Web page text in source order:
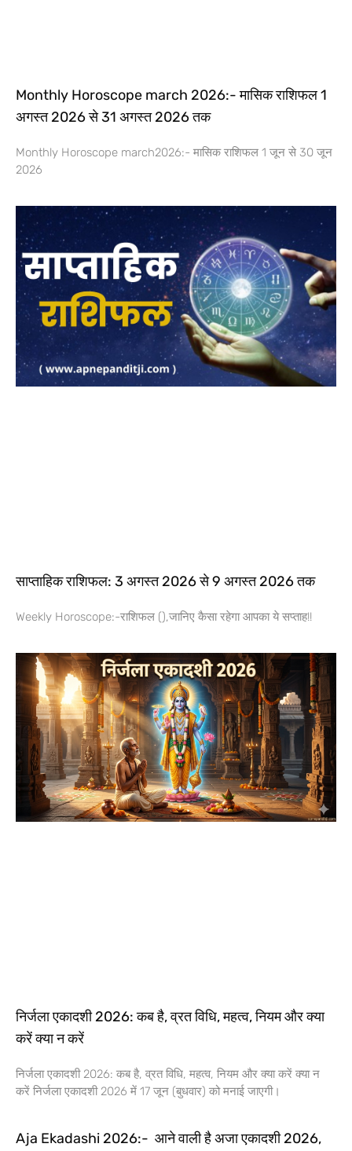
Monthly Horoscope march 2026:- मासिक राशिफल 1
अगस्त 2026 से 31 अगस्त 2026 तक
Monthly Horoscope march2026:- मासिक राशिफल 1 जून से 30 जून
2026
साप्ताहिक राशिफल: 3 अगस्त 2026 से 9 अगस्त 2026 तक
Weekly Horoscope:-राशिफल (),जानिए कैसा रहेगा आपका ये सप्ताह!!
निर्जला एकादशी 2026: कब है, व्रत विधि, महत्व, नियम और क्या
करें क्या न करें
निर्जला एकादशी 2026: कब है, व्रत विधि, महत्व, नियम और क्या करें क्या न
करें निर्जला एकादशी 2026 में 17 जून (बुधवार) को मनाई जाएगी।
Aja Ekadashi 2026:- आने वाली है अजा एकादशी 2026,